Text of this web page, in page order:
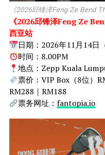
《2026邱锋泽Feng Ze Bend
《2026邱锋泽Feng Ze
西亚站
日期：2026年11月14日
时间：8.00PM
地点：Zepp Kuala
票价：VIP Box（8位）
RM288｜RM188
票务网址： fantopia.io